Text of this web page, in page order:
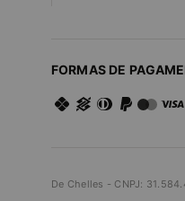
FORMAS DE
De Chelles - CNPJ: